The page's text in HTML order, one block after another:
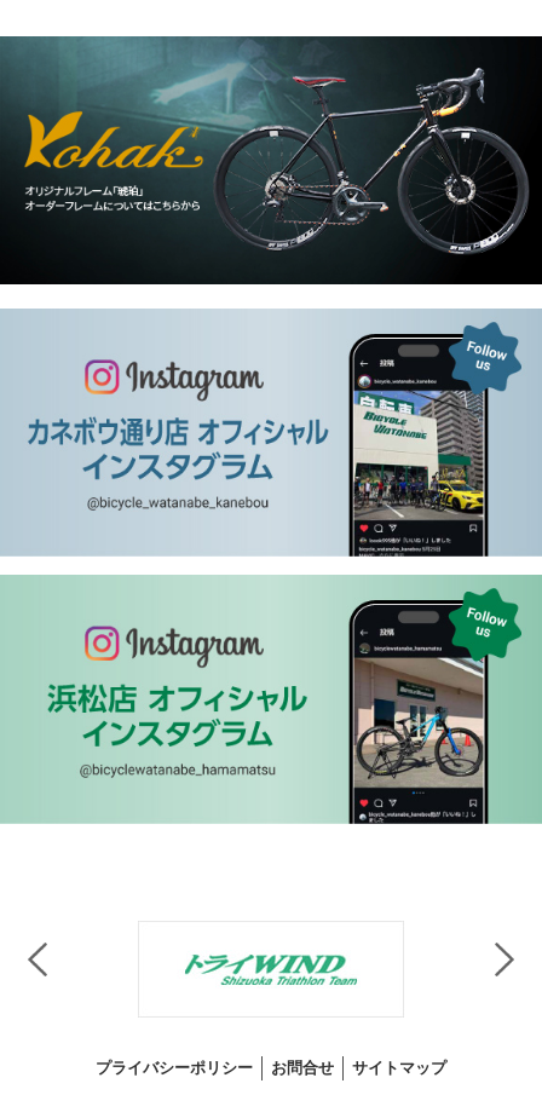
プライバシーポリシー お問合せ サイトマップ